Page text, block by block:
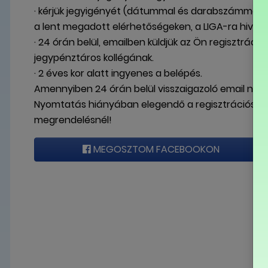
· kérjük jegyigényét (dátummal és
a lent megadott elérhetőségeken, a LIGA-ra
· 24 órán belül, emailben küldjük az Ön
jegypénztáros kollégának.
· 2 éves kor alatt ingyenes a belépés.
Amennyiben 24 órán belül visszaigazoló email
Nyomtatás hiányában elegendő a regisztrációs
megrendelésnél!
MEGOSZTOM FACEBOOKON